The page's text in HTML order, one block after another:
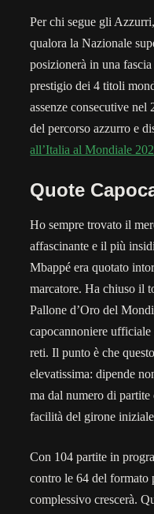
Per chi segue gli
qualora la Nazionale
posizionerà in una
prestigio dei 4 titoli
assenze consecutive nel
del percorso azzurro e
all’Italia al Mondiale
Quote
Ho sempre trovato il
affascinante e il più
Mbappé era quotato
marcatore. Ha chiuso il
Pallone d’Oro del
capocannoniere ufficiale
reti. Il punto è che
elevatissima: dipende
ma dal numero di partite
facilità del girone
Con 104 partite in
contro le 64 del
complessivo crescerà.